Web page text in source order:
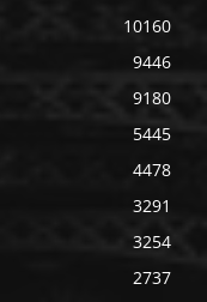
10160
9446
9180
5445
4478
3291
3254
2737